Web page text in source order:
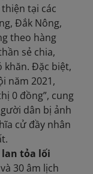
tại các
Đắk Nông,
theo hàng
sẻ chia,
khăn. Đặc biệt,
năm 2021,
0 đồng”, cung
dân bị ảnh
cử đầy nhân
lan tỏa lối
30 âm lịch